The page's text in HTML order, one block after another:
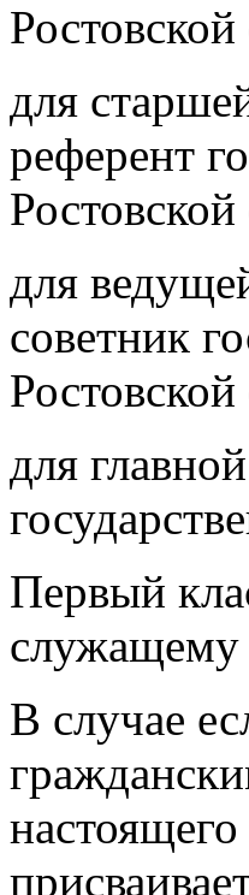
для
референт
для
советник
для
Первый
служащему
В случае